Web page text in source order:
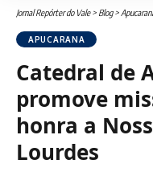
Jornal Repórter do Vale> Blog>
APUCARANA
Catedral de
promove
honra a
Lourdes